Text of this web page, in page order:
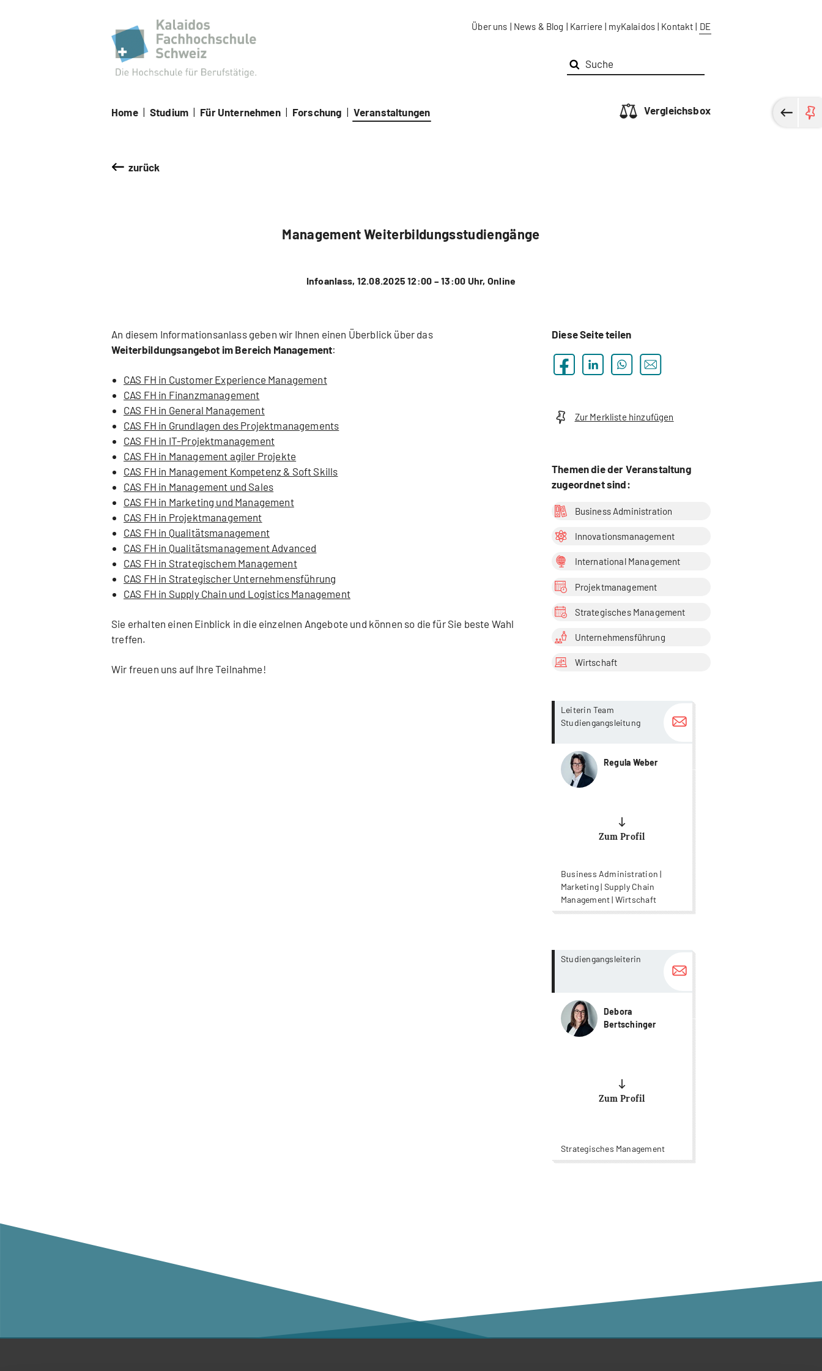
Über uns News & Blog Karriere myKalaidos Kontakt DE
Home Studium Für Unternehmen Forschung Veranstaltungen Vergleichsbox
zurück
Management Weiterbildungsstudiengänge
Infoanlass, 12.08.2025 12:00 – 13:00 Uhr, Online
An diesem Informationsanlass geben wir Ihnen einen Überblick über das
Weiterbildungsangebot im Bereich Management:
CAS FH in Customer Experience Management
CAS FH in Finanzmanagement
CAS FH in General Management
CAS FH in Grundlagen des Projektmanagements
CAS FH in IT-Projektmanagement
CAS FH in Management agiler Projekte
CAS FH in Management Kompetenz & Soft Skills
CAS FH in Management und Sales
CAS FH in Marketing und Management
CAS FH in Projektmanagement
CAS FH in Qualitätsmanagement
CAS FH in Qualitätsmanagement Advanced
CAS FH in Strategischem Management
CAS FH in Strategischer Unternehmensführung
CAS FH in Supply Chain und Logistics Management
Sie erhalten einen Einblick in die einzelnen Angebote und können so die für Sie beste Wahl
treffen.
Wir freuen uns auf Ihre Teilnahme!
Diese Seite teilen
Zur Merkliste hinzufügen
Themen die der Veranstaltung
zugeordnet sind:
Business Administration
Innovationsmanagement
International Management
Projektmanagement
Strategisches Management
Unternehmensführung
Wirtschaft
Leiterin Team
Studiengangsleitung
Regula Weber
Zum Profil
Business Administration |
Marketing | Supply Chain
Management | Wirtschaft
more...
more...
Studiengangsleiterin
Debora
Bertschinger
Zum Profil
Strategisches Management
more...
more...